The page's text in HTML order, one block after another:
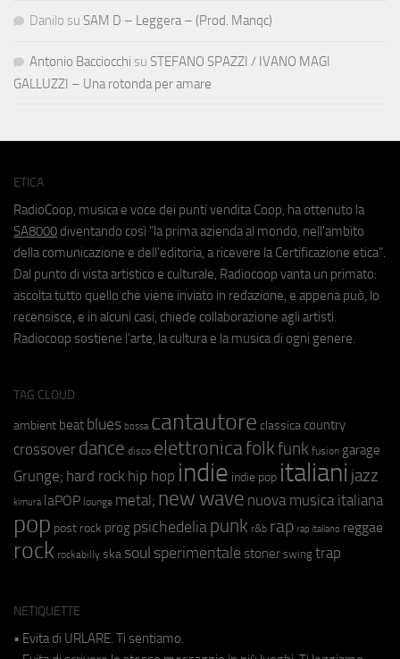
Danilo su SAM D – Leggera – (Prod. Manqc)
Antonio Bacciocchi su STEFANO SPAZZI / IVANO MAGI
GALLUZZI – Una rotonda per amare
ETICA
RadioCoop, musica e voce dei punti vendita Coop, ha ottenuto la
SA8000 diventando così "la prima azienda al mondo, nell'ambito
della comunicazione e dell'editoria, a ricevere la Certificazione etica".
Dal punto di vista artistico e culturale, Radiocoop vanta un primato:
ascolta tutto quello che viene inviato in redazione, e appena può, lo
recensisce, e in alcuni casi, chiede collaborazione agli artisti.
Radiocoop sostiene l'arte, la cultura e la musica di ogni genere.
TAG CLOUD
ambient beat blues bossa cantautore classica country
crossover dance disco elettronicafolkfunk fusion garage
Grunge; hard rock hip hop indie indie pop italiani jazz
kimura laPOP lounge metal; new wave nuova musica italiana
pop post rock prog psichedeliapunk r&b rap rap italiano reggae
rock rockabilly ska soul sperimentale stoner swing trap
NETIQUETTE
• Evita di URLARE. Ti sentiamo.